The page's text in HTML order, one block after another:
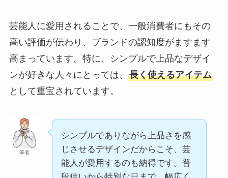
芸能人に愛用されることで、一般消費者にもその
高い評価が伝わり、ブランドの認知度がますます
高まっています。特に、シンプルで上品なデザイ
ンが好きな人々にとっては、 長く使えるアイテム
として重宝されています。
筆者
シンプルでありながら上品さを感
じさせるデザインだからこそ、芸
能人が愛用するのも納得です。普